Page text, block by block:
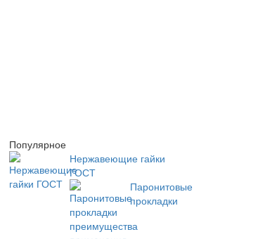
Популярное
Нержавеющие гайки
ГОСТ
Паронитовые
прокладки